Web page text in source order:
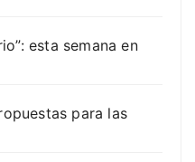
esta semana en
para las